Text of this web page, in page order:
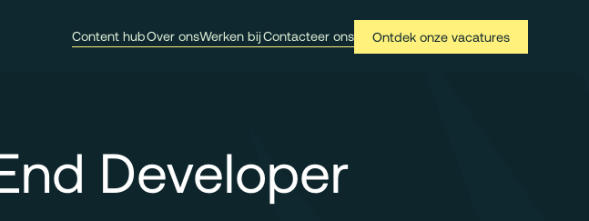
Content hubOver onsWerken bijContacteer ons Ontdek onze vacatures
Developer